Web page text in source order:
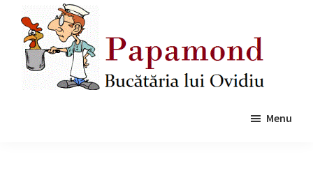
main
content
primary
sidebar
Menu